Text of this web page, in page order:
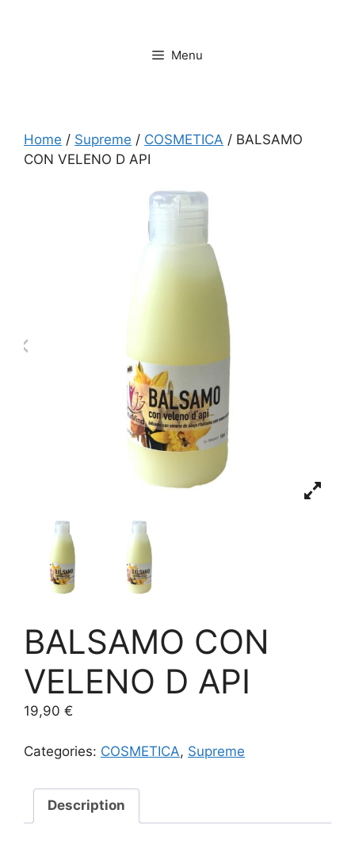
Menu
Home / Supreme / COSMETICA / BALSAMO
CON VELENO D API
BALSAMO CON
VELENO D API
19,90 €
Categories: COSMETICA, Supreme
Description